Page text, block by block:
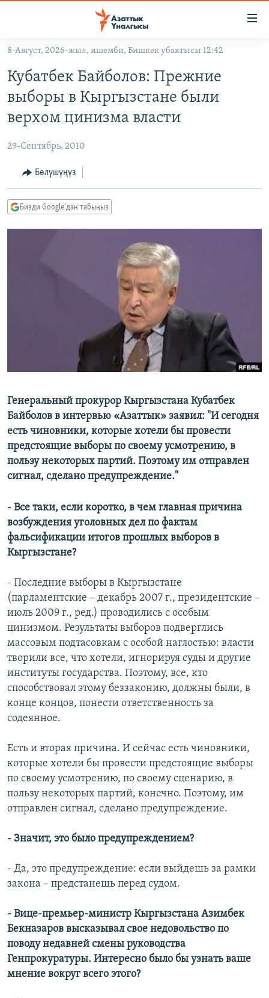
Навигацияга
өтүңүз
Издөөгө
салыңыз
КЫРГЫЗСТАН
КЫРГЫЗСТАН
САЯСАТ
ЭКОНОМИКА
МАДАНИЯТ
ДҮЙНӨ
ДҮЙНӨ
БОРБОР АЗИЯ
УКРАИНА
АТАЙЫН ИЛИКТӨӨ
ТВ ПРОГРАММАЛАР
ЭКСПЕРТТЕР ТАЛДАЙТ
ӨЗГӨЧӨ ПИКИР
ЭЕ/АРнун бардык сайттары
8-Август, 2026-жыл, ишемби, Бишкек убактысы 12:42
Кубатбек Байболов: Прежние
выборы в Кыргызстане были
верхом цинизма власти
29-Сентябрь, 2010
Бөлүшүңүз
Бизди Google'дан табыңыз
Генеральный прокурор Кыргызстана Кубатбек
Байболов в интервью «Азаттык» заявил: "И сегодня
есть чиновники, которые хотели бы провести
предстоящие выборы по своему усмотрению, в
пользу некоторых партий. Поэтому им отправлен
сигнал, сделано предупреждение."
- Все таки, если коротко, в чем главная причина
возбуждения уголовных дел по фактам
фальсификации итогов прошлых выборов в
Кыргызстане?
- Последние выборы в Кыргызстане
(парламентские – декабрь 2007 г., президентские –
июль 2009 г., ред.) проводились с особым
цинизмом. Результаты выборов подверглись
массовым подтасовкам с особой наглостью: власти
творили все, что хотели, игнорируя суды и другие
институты государства. Поэтому, все, кто
способствовал этому беззаконию, должны были, в
конце концов, понести ответственность за
содеянное.
Есть и вторая причина. И сейчас есть чиновники,
которые хотели бы провести предстоящие выборы
по своему усмотрению, по своему сценарию, в
пользу некоторых партий, конечно. Поэтому, им
отправлен сигнал, сделано предупреждение.
- Значит, это было предупреждением?
- Да, это предупреждение: если выйдешь за рамки
закона – предстанешь перед судом.
- Вице-премьер-министр Кыргызстана Азимбек
Бекназаров высказывал свое недовольство по
поводу недавней смены руководства
Генпрокуратуры. Интересно было бы узнать ваше
мнение вокруг всего этого?